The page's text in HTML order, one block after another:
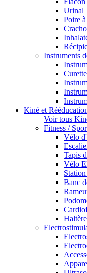
Urinal
Poire
Instruments
Kiné et
Voir tous
Fitness /
Vélo
Tapis
Vélo
Banc